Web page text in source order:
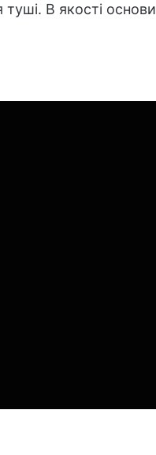
В якості основи